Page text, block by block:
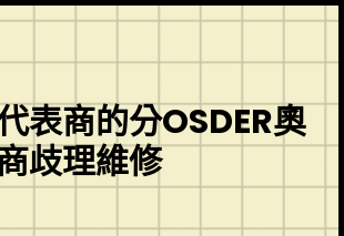
表商的分OSDER奧
歧理維修